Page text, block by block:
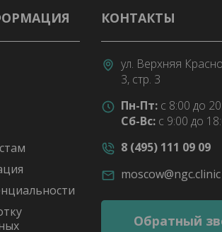
КОНТАКТЫ
ул. Верхняя
3, стр. 3
Пн-Пт:с 8:00 до
Сб-Вс:с 9:00 до
8 (495) 111 09 09
moscow@ngc.clinic
Обратный